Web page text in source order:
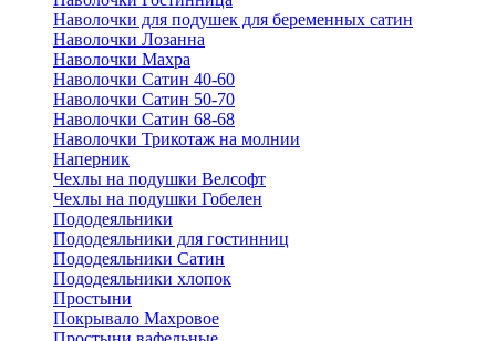
Наволочки для подушек для беременных сатин
Наволочки Лозанна
Наволочки Махра
Наволочки Сатин 40-60
Наволочки Сатин 50-70
Наволочки Сатин 68-68
Наволочки Трикотаж на молнии
Наперник
Чехлы на подушки Велсофт
Чехлы на подушки Гобелен
Пододеяльники
Пододеяльники для гостинниц
Пододеяльники Сатин
Пододеяльники хлопок
Простыни
Покрывало Махровое